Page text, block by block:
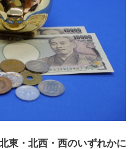
東・北西・西のいずれかに